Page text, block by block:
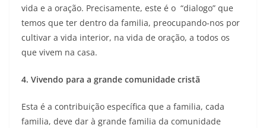
vida e a oração. Precisamente, este é o “dialogo” que
temos que ter dentro da familia, preocupando-nos por
cultivar a vida interior, na vida de oração, a todos os
que vivem na casa.
4. Vivendo para a grande comunidade cristã
Esta é a contribuição específica que a familia, cada
familia, deve dar à grande familia da comunidade